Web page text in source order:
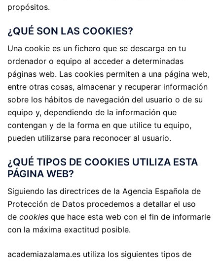
propósitos.
¿QUÉ SON LAS COOKIES?
Una cookie es un fichero que se descarga en tu
ordenador o equipo al acceder a determinadas
páginas web. Las cookies permiten a una página web,
entre otras cosas, almacenar y recuperar información
sobre los hábitos de navegación del usuario o de su
equipo y, dependiendo de la información que
contengan y de la forma en que utilice tu equipo,
pueden utilizarse para reconocer al usuario.
¿QUÉ TIPOS DE COOKIES UTILIZA ESTA
PÁGINA WEB?
Siguiendo las directrices de la Agencia Española de
Protección de Datos procedemos a detallar el uso
de cookies que hace esta web con el fin de informarle
con la máxima exactitud posible.
academiazalama.es utiliza los siguientes tipos de